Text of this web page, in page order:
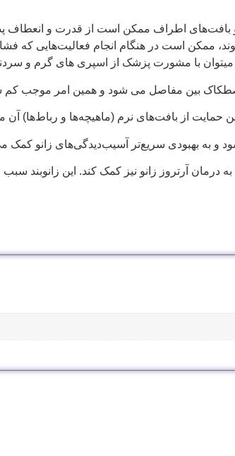
اطراف ممکن است از قدرت و انعطاف
ممکن است در هنگام انجام فعالیت‌هایی که
میتوان با مشورت پزشک از اسپری های گرم و
اصطکاک بین مفاصل می شود و همین امر موجب
حمایت از بافت‌های نرم (ماهیچه‌ها و رباط‌ها) آن
و به بهبودی سریع‌تر آسیب‌دیدگی‌های زانو کمک
درمان آرتروز زانو نیز کمک کند. این زانوبند